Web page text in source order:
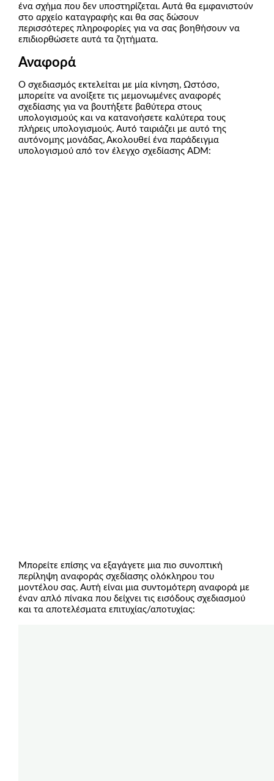
ένα σχήμα που δεν υποστηρίζεται. Αυτά θα εμφανιστούν
στο αρχείο καταγραφής και θα σας δώσουν
περισσότερες πληροφορίες για να σας βοηθήσουν να
επιδιορθώσετε αυτά τα ζητήματα.
Αναφορά
Ο σχεδιασμός εκτελείται με μία κίνηση, Ωστόσο,
μπορείτε να ανοίξετε τις μεμονωμένες αναφορές
σχεδίασης για να βουτήξετε βαθύτερα στους
υπολογισμούς και να κατανοήσετε καλύτερα τους
πλήρεις υπολογισμούς. Αυτό ταιριάζει με αυτό της
αυτόνομης μονάδας, Ακολουθεί ένα παράδειγμα
υπολογισμού από τον έλεγχο σχεδίασης ADM:
Μπορείτε επίσης να εξαγάγετε μια πιο συνοπτική
περίληψη αναφοράς σχεδίασης ολόκληρου του
μοντέλου σας. Αυτή είναι μια συντομότερη αναφορά με
έναν απλό πίνακα που δείχνει τις εισόδους σχεδιασμού
και τα αποτελέσματα επιτυχίας/αποτυχίας: